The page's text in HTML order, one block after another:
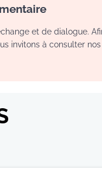
et de dialogue.
invitons à consulter nos